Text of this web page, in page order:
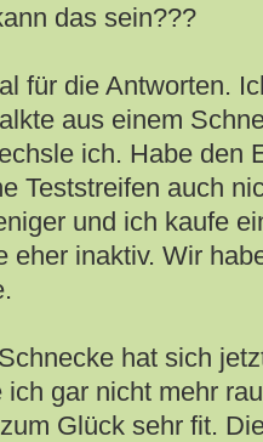
das sein???
für die Antworten.
aus einem
ich. Habe den
Teststreifen auch
und ich kaufe
eher inaktiv. Wir
hat sich
gar nicht mehr
Glück sehr fit.